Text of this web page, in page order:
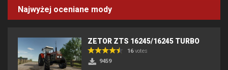
Najwyżej oceniane mody
ZETOR ZTS 16245/16245 TURBO
16votes
9459